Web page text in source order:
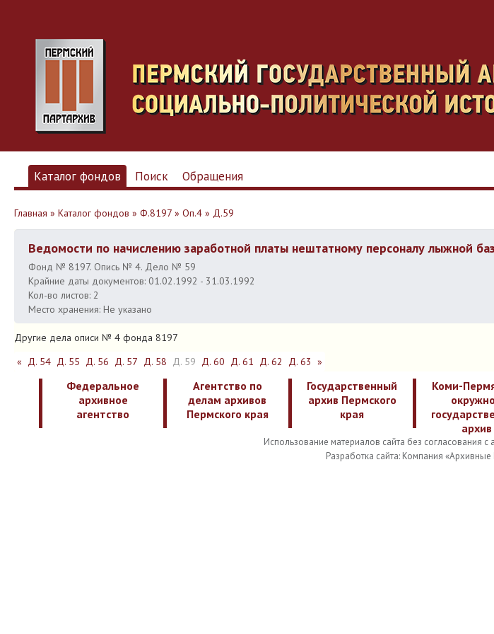
Каталог фондов Поиск Обращения
Главная » Каталог фондов » Ф.8197 » Оп.4 » Д.59
Ведомости по начислению заработной платы нештатному персоналу лыжной
Фонд № 8197. Опись № 4. Дело № 59
Крайние даты документов: 01.02.1992 - 31.03.1992
Кол-во листов: 2
Место хранения: Не указано
Другие дела описи № 4 фонда 8197
« Д. 54 Д. 55 Д. 56 Д. 57 Д. 58 Д. 59 Д. 60 Д. 61 Д. 62 Д. 63 »
Федеральное
архивное
агентство
Агентство по
делам архивов
Пермского края
Государственный
архив Пермского
края
Коми-
архив
Использование материалов сайта без
Разработка сайта: Компания